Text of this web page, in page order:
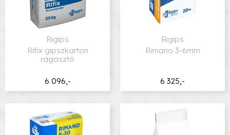
6 096,-
Rigips
Rifix gipszkarton
ragasztó
6 325,-
Rigips
Rimano 3-6mm